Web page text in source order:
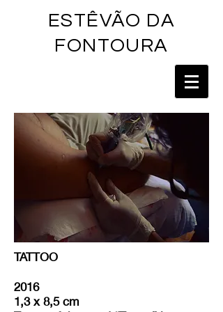
ESTÊVÃO DA
FONTOU RA
TATTOO
2016
1,3 x 8,5 cm